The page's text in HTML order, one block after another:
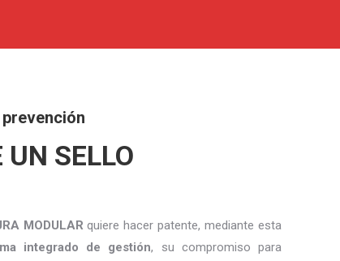
SELLO
MODULAR quiere hacer patente, mediante esta
integrado de gestión, su compromiso para